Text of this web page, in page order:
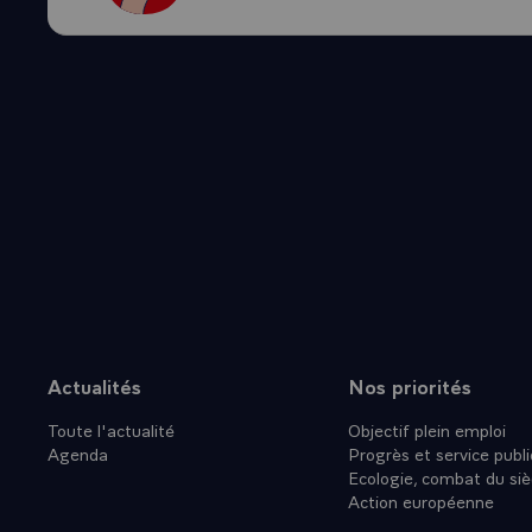
- LE
d'un
politique
qui existe
nécessités
de
prendre
d'autres
exécuter
à
sentiment
Plan du site
Actualités
Toute l'actualité
Agenda
Nos priorités
Objectif plein emploi
Progrès et service
Ecologie, combat du
Action européenne